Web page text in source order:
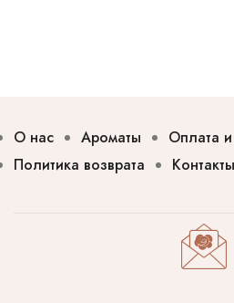
О нас Ароматы Оплата
Политика возврата
Контакты